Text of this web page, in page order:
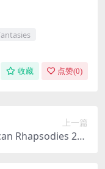
收藏 点赞(0)
上一篇
Rhapsodies 202